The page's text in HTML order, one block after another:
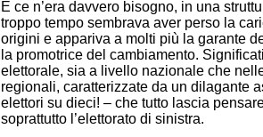
E ce n’era davvero bisogno, in una
troppo tempo sembrava aver perso la
origini e appariva a molti più la garante
la promotrice del cambiamento.
elettorale, sia a livello nazionale che
regionali, caratterizzate da un dilagante
elettori su dieci! – che tutto lascia
soprattutto l’elettorato di sinistra.